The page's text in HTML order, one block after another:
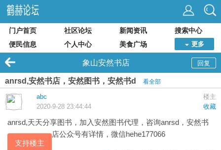
门户首页 社区论坛 新闻资讯
搜索中心
便民信息
个人中心 美食广场 更多
回复
象山安然书店
anrsd,安然书店，安然图书，安然书d 看全部
楼主
abc
收藏
2020-9-28 23:44:44
anrsd,天天分享图书，加入安然图书代理，咨询anrsd， 安然书
店公众号有详情，微信hehe177066
支持楼主